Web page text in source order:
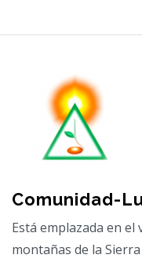
Comunidad-
Está emplazada en el
montañas de la